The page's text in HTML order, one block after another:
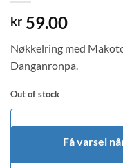
kr 59.00
Nøkkelring med
Danganronpa.
Out of stock
Få varsel